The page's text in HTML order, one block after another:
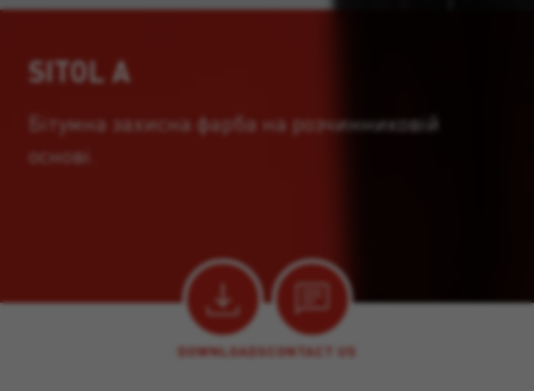
SITOL A
Бітумна захисна фарба на розчинниковій
основі.
DOWNLOADSCONTACT US